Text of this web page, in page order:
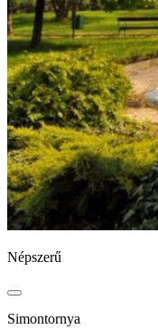
Népszerű
Simontornya